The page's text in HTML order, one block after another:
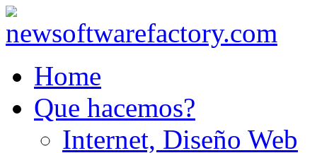
Home
Que hacemos?
Internet, Diseño Web